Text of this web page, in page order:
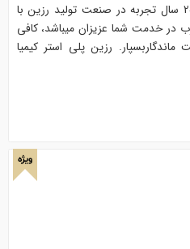
شرکت مهندسی مواد آلی البرز با 25 سال تجربه در صنعت تولید رزین با
در خدمت شما عزیزان میباشد، کافی
رزین پلی استر کیمیا
ویژه